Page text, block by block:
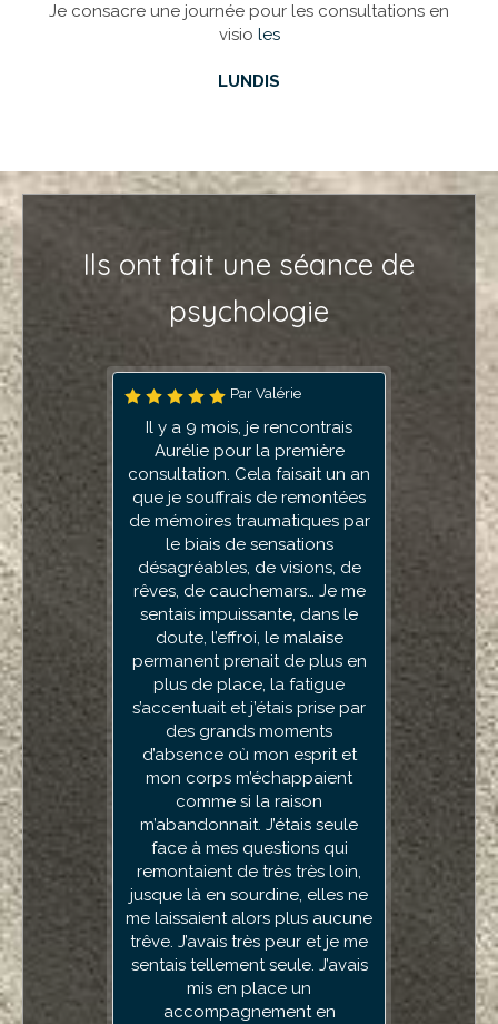
Je consacre une journée pour les consultations en
visio les
LUNDIS
Ils ont fait une séance de
psychologie
Par Flo
, j'ai trouvé une psychologue
spécialisée dans les addictions
alimentaires qui a réellement su
m'aider à comprendre et à
surmonter mon addiction au
sucre. Son doctorat n'est pas
seulement un diplôme
prestigieux : il se ressent dans
sa manière de travailler. Elle
possède une vision à la fois
globale et très approfondie
des problématiques qu'elle
accompagne. Elle ne s'arrête
jamais aux apparences et
cherche toujours à
comprendre les causes
profondes de nos
comportements. Ce qui m'a le
plus marqué, c'est sa capacité
à assembler toutes les pièces
du puzzle. Au fil des séances,
tout prend sens : on comprend
enfin le pourquoi et le
comment de son addiction, ce
qui permet de prendre du recul
et de s'en libérer
Par Valérie
Il y a 9 mois, je rencontrais
Aurélie pour la première
consultation. Cela faisait un an
que je souffrais de remontées
de mémoires traumatiques par
le biais de sensations
désagréables, de visions, de
rêves, de cauchemars… Je me
sentais impuissante, dans le
doute, l’effroi, le malaise
permanent prenait de plus en
plus de place, la fatigue
s’accentuait et j’étais prise par
des grands moments
d’absence où mon esprit et
mon corps m’échappaient
comme si la raison
m’abandonnait. J’étais seule
face à mes questions qui
remontaient de très très loin,
jusque là en sourdine, elles ne
me laissaient alors plus aucune
trêve. J’avais très peur et je me
sentais tellement seule. J’avais
mis en place un
accompagnement en